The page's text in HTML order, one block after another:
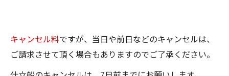
キャンセル料ですが、当日や前日などのキャンセルは、
ご請求させて頂く場合もありますのでご了承ください。